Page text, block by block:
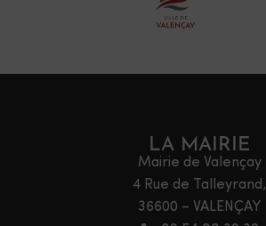
LA MAIRIE
Mairie de Valençay
4 Rue de Talleyrand,
36600 – VALENÇAY